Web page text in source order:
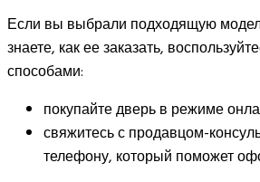
Если вы выбрали подходящую
знаете, как ее заказать,
способами:
покупайте дверь в режиме
свяжитесь с продавцом-
телефону, который поможет